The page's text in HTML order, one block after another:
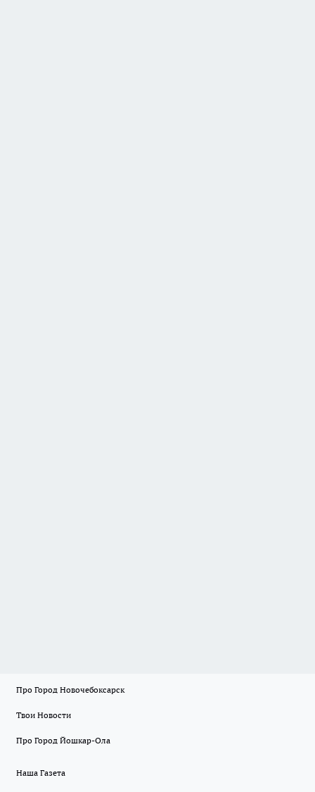
Про Город Новочебоксарск
Твои Новости
Про Город Йошкар-Ола
Наша Газета